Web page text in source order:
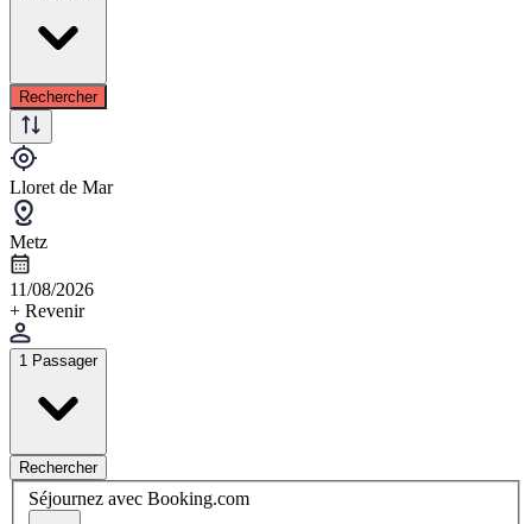
Rechercher
Lloret de Mar
Metz
11/08/2026
+ Revenir
1 Passager
Rechercher
Séjournez avec Booking.com